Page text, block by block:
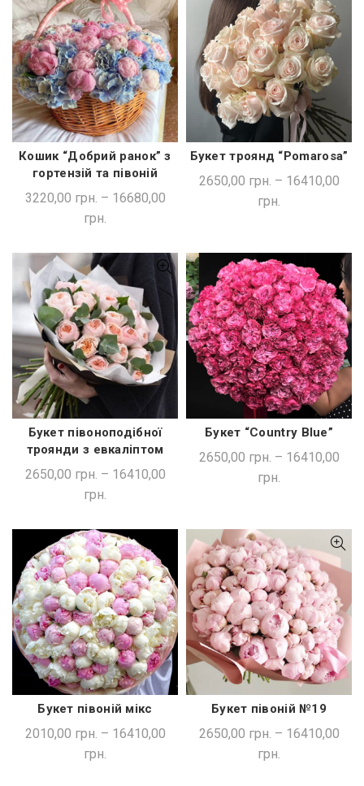
ШВИДКА ПОКУПКА
Кошик “Добрий ранок” з
гортензій та півоній
3220,00 грн. – 16680,00
грн.
ШВИДКА ПОКУПКА
Букет троянд “Pomarosa”
2650,00 грн. – 16410,00
грн.
ШВИДКА ПОКУПКА
Букет півоноподібної
троянди з евкаліптом
2650,00 грн. – 16410,00
грн.
ШВИДКА ПОКУПКА
Букет “Country Blue”
2650,00 грн. – 16410,00
грн.
ШВИДКА ПОКУПКА
Букет півоній мікс
2010,00 грн. – 16410,00
грн.
ШВИДКА ПОКУПКА
Букет півоній №19
2650,00 грн. – 16410,00
грн.